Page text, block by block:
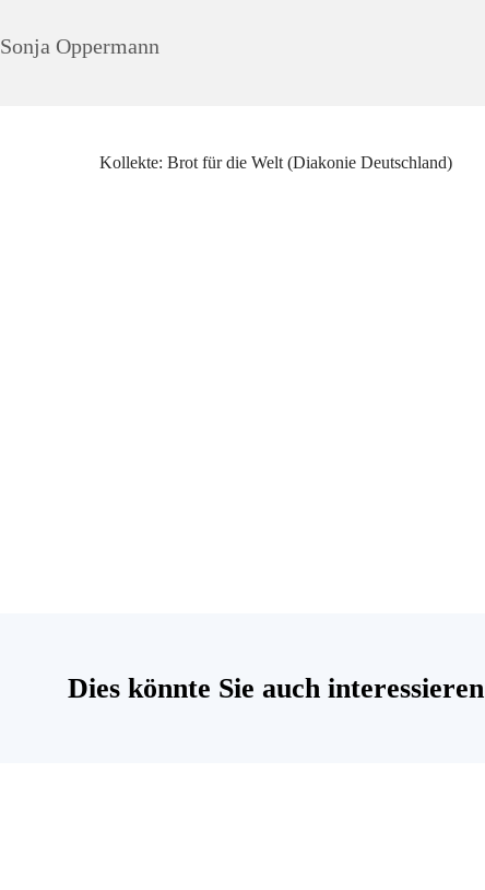
Sonja Oppermann
Kollekte: Brot für die Welt (Diakonie Deutschland)
Dies könnte Sie auch interessieren